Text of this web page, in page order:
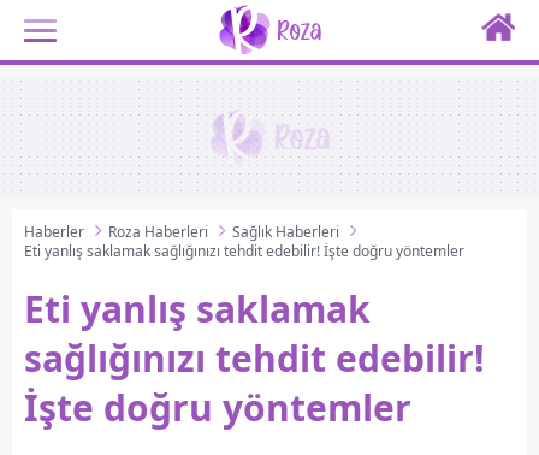
Haberler Roza Haberleri
Sağlık Haberleri
Eti yanlış saklamak sağlığınızı tehdit edebilir! İşte doğru yöntemler
Eti yanlış saklamak
sağlığınızı tehdit edebilir!
İşte doğru yöntemler